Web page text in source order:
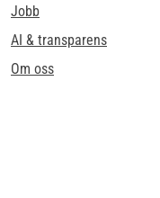
Jobb
AI & transparens
Om oss